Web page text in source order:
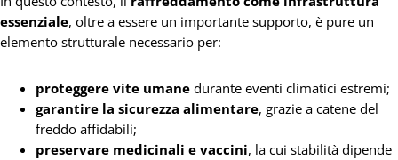
essenziale, oltre a essere un importante supporto, è pure un
elemento strutturale necessario per:
proteggere vite umane durante eventi climatici estremi;
garantire la sicurezza alimentare, grazie a catene del
freddo affidabili;
preservare medicinali e vaccini, la cui stabilità dipende